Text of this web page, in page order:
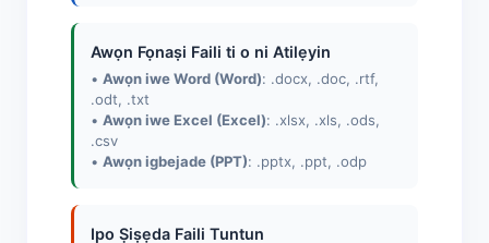
Awọn Fọnaṣi Faili ti o ni Atilẹyin
• Awọn iwe Word (Word): .docx, .doc, .rtf,
.odt, .txt
• Awọn iwe Excel (Excel): .xlsx, .xls, .ods,
.csv
• Awọn igbejade (PPT): .pptx, .ppt, .odp
Ipo Ṣiṣẹda Faili Tuntun